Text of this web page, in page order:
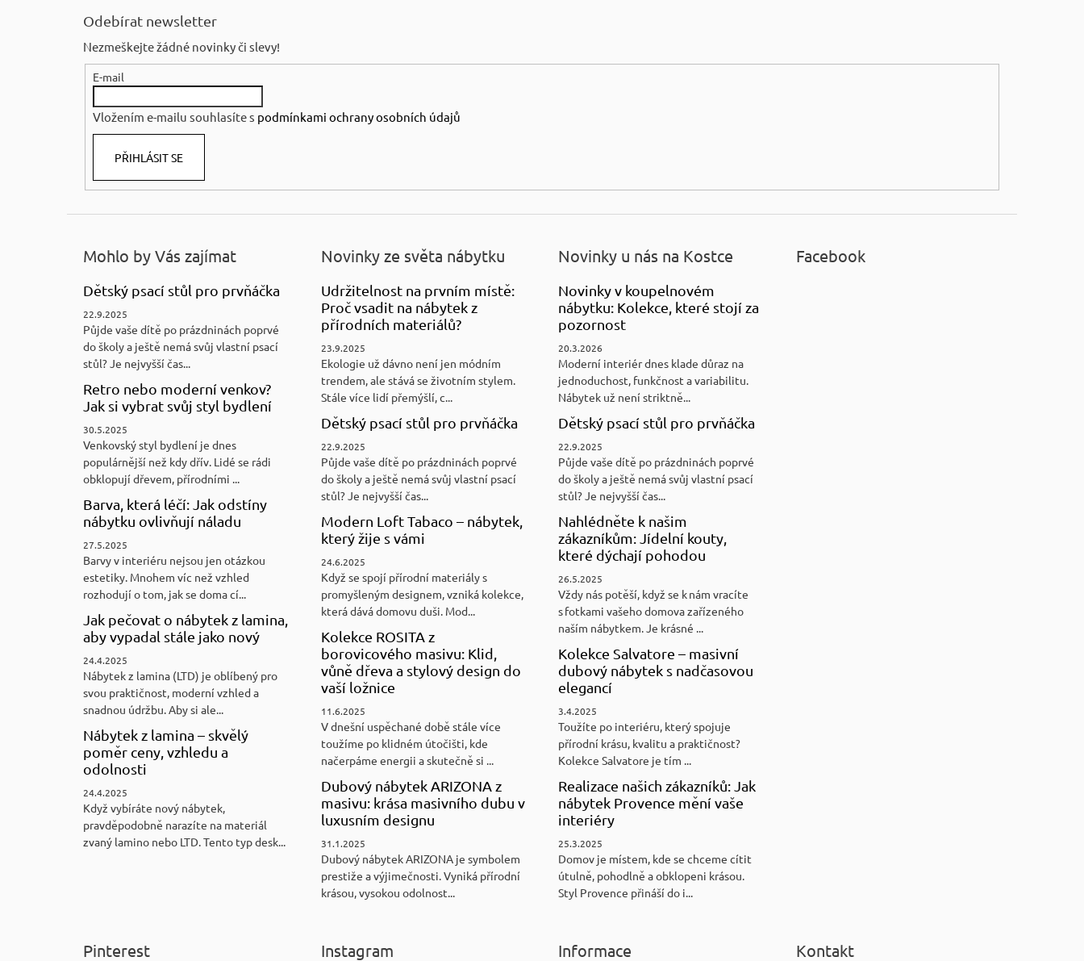
Odebírat newsletter
Nezmeškejte žádné novinky či slevy!
E-mail
Vložením e-mailu souhlasíte s podmínkami ochrany osobních údajů
PŘIHLÁSIT SE
Mohlo by Vás zajímat
Dětský psací stůl pro prvňáčka
22.9.2025
Půjde vaše dítě po prázdninách poprvé
do školy a ještě nemá svůj vlastní psací
stůl? Je nejvyšší čas...
Retro nebo moderní venkov?
Jak si vybrat svůj styl bydlení
30.5.2025
Venkovský styl bydlení je dnes
populárnější než kdy dřív. Lidé se rádi
obklopují dřevem, přírodními ...
Barva, která léčí: Jak odstíny
nábytku ovlivňují náladu
27.5.2025
Barvy v interiéru nejsou jen otázkou
estetiky. Mnohem víc než vzhled
rozhodují o tom, jak se doma cí...
Jak pečovat o nábytek z lamina,
aby vypadal stále jako nový
24.4.2025
Nábytek z lamina (LTD) je oblíbený pro
svou praktičnost, moderní vzhled a
snadnou údržbu. Aby si ale...
Nábytek z lamina – skvělý
poměr ceny, vzhledu a
odolnosti
24.4.2025
Když vybíráte nový nábytek,
pravděpodobně narazíte na materiál
zvaný lamino nebo LTD. Tento typ desk...
Novinky ze světa nábytku
Udržitelnost na prvním místě:
Proč vsadit na nábytek z
přírodních materiálů?
23.9.2025
Ekologie už dávno není jen módním
trendem, ale stává se životním stylem.
Stále více lidí přemýšlí, c...
Dětský psací stůl pro prvňáčka
22.9.2025
Půjde vaše dítě po prázdninách poprvé
do školy a ještě nemá svůj vlastní psací
stůl? Je nejvyšší čas...
Modern Loft Tabaco – nábytek,
který žije s vámi
24.6.2025
Když se spojí přírodní materiály s
promyšleným designem, vzniká kolekce,
která dává domovu duši. Mod...
Kolekce ROSITA z
borovicového masivu: Klid,
vůně dřeva a stylový design do
vaší ložnice
11.6.2025
V dnešní uspěchané době stále více
toužíme po klidném útočišti, kde
načerpáme energii a skutečně si ...
Dubový nábytek ARIZONA z
masivu: krása masivního dubu v
luxusním designu
31.1.2025
Dubový nábytek ARIZONA je symbolem
prestiže a výjimečnosti. Vyniká přírodní
krásou, vysokou odolnost...
Novinky u nás na Kostce
Novinky v koupelnovém
nábytku: Kolekce, které stojí za
pozornost
20.3.2026
Moderní interiér dnes klade důraz na
jednoduchost, funkčnost a variabilitu.
Nábytek už není striktně...
Dětský psací stůl pro prvňáčka
22.9.2025
Půjde vaše dítě po prázdninách poprvé
do školy a ještě nemá svůj vlastní psací
stůl? Je nejvyšší čas...
Nahlédněte k našim
zákazníkům: Jídelní kouty,
které dýchají pohodou
26.5.2025
Vždy nás potěší, když se k nám vracíte
s fotkami vašeho domova zařízeného
naším nábytkem. Je krásné ...
Kolekce Salvatore – masivní
dubový nábytek s nadčasovou
elegancí
3.4.2025
Toužíte po interiéru, který spojuje
přírodní krásu, kvalitu a praktičnost?
Kolekce Salvatore je tím ...
Realizace našich zákazníků: Jak
nábytek Provence mění vaše
interiéry
25.3.2025
Domov je místem, kde se chceme cítit
útulně, pohodlně a obklopeni krásou.
Styl Provence přináší do i...
Facebook
Pinterest Instagram Informace Kontakt